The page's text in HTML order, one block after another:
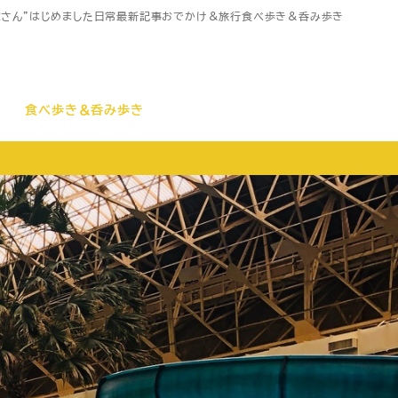
ん”はじめました 日常最新記事おでかけ＆旅行食べ歩き＆呑み歩き
食べ歩き＆呑み歩き